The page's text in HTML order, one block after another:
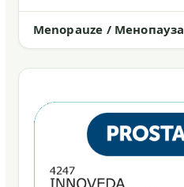
Menopauze / Менопауза